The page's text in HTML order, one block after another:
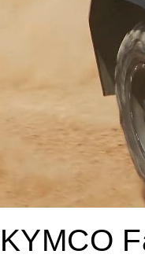
KYMCO